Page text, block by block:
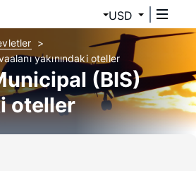
USD
yakınındaki oteller
(BIS)
oteller